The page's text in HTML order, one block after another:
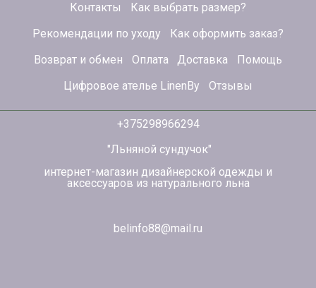
Контакты
Как выбрать размер?
Рекомендации по уходу
Как оформить заказ?
Возврат и обмен
Оплата Доставка
Помощь
Цифровое ателье LinenBy
Отзывы
+375298966294
"Льняной сундучок"
интернет-магазин дизайнерской одежды и
аксессуаров из натурального льна
belinfo88@mail.ru